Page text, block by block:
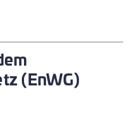
(EnWG)